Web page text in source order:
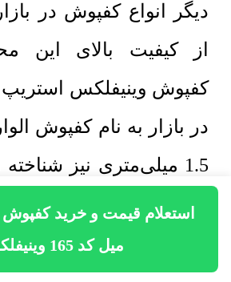
میل کد 165 وینیفلکس
دیگر انواع کفپوش در
از کیفیت بالای این
کفپوش وینیفلکس
در بازار به نام کفپوش
1.5 میلی‌متری نیز شناخته
بودن 12 طرح و رنگ
نوع سلیقه ای مناسب